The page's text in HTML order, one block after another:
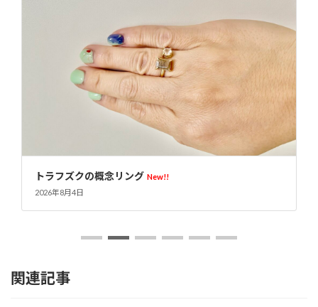
トラフズクの概念リング New!!
2026年8月4日
関連記事